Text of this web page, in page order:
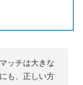
ッチは大きな
も、正しい方